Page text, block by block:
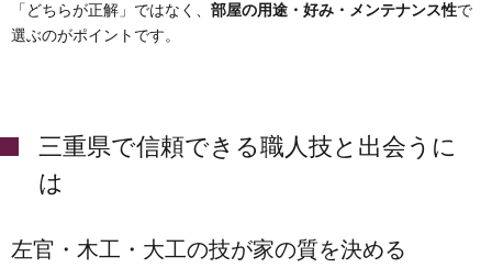
「どちらが正解」ではなく、 部屋の用途・好み・メンテナンス性で
選ぶのがポイントです。
三重県で信頼できる職人技と出会うに
は
左官・木工・大工の技が家の質を決める